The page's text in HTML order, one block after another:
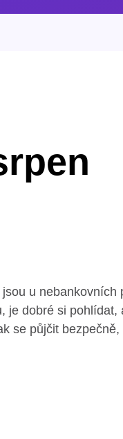
u nebankovních
je dobré si pohlídat,
se půjčit bezpečně,